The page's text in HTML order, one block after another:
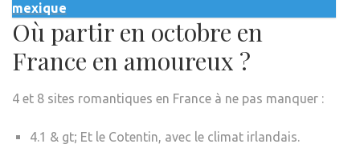
mexique
Où partir en octobre en
France en amoureux ?
4 et 8 sites romantiques en France à ne pas manquer :
4.1 & gt; Et le Cotentin, avec le climat irlandais.